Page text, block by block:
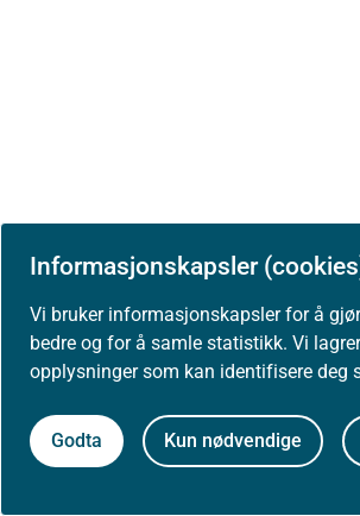
Informasjonskapsler
Vi bruker informasjonskapsler for å
bedre og for å samle statistikk. Vi
opplysninger som kan identifisere deg
Godta Kun nødvendige